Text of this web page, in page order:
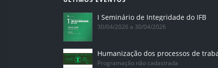
I Seminário de Integridade do IFB
30/04/2026 a 30/04/2026
Humanização dos processos de
Programação não cadastrada